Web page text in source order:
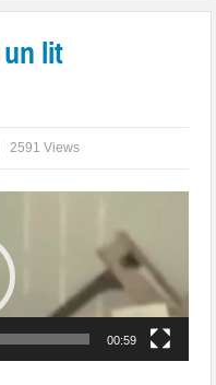
lit
2591 Views
00:59